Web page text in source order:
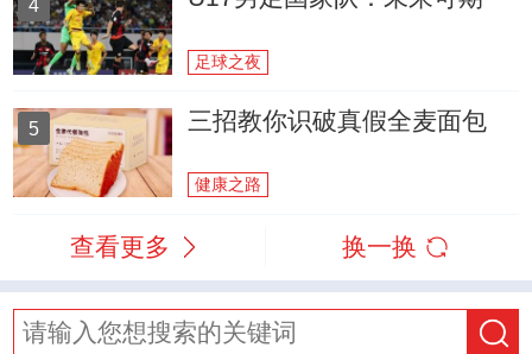
4
足球之夜
5 三招教你识破真假全麦面包
健康之路
查看更多 换一换